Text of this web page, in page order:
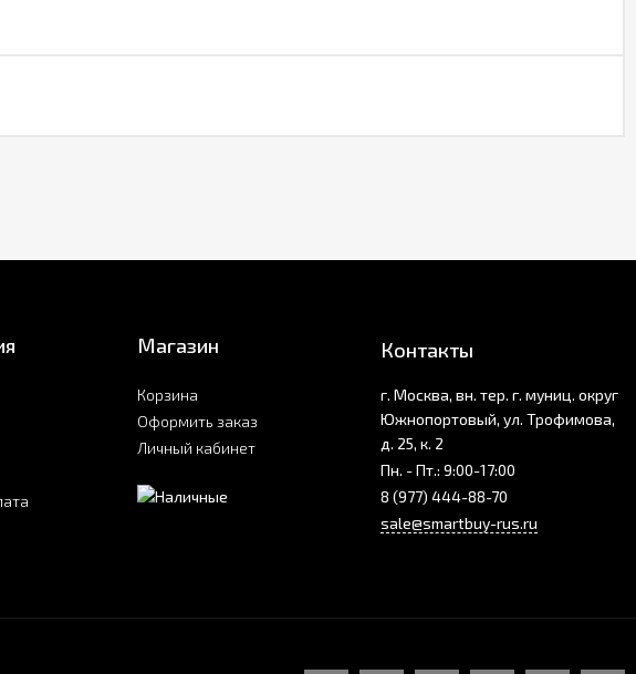
Магазин
Корзина
Оформить заказ
Личный кабинет
Контакты
г. Москва, вн. тер. г. муниц. округ
Южнопортовый, ул. Трофимова,
д. 25, к. 2
Пн. - Пт.: 9:00-17:00
8 (977) 444-88-70
sale@smartbuy-rus.ru